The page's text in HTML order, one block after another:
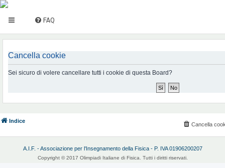
FAQ
Cancella cookie
Sei sicuro di volere cancellare tutti i cookie di questa Board?
Indice
Cancella
A.I.F. - Associazione per l'Insegnamento della Fisica - P. IVA 01906200207
Copyright © 2017 Olimpiadi Italiane di Fisica. Tutti i diritti riservati.